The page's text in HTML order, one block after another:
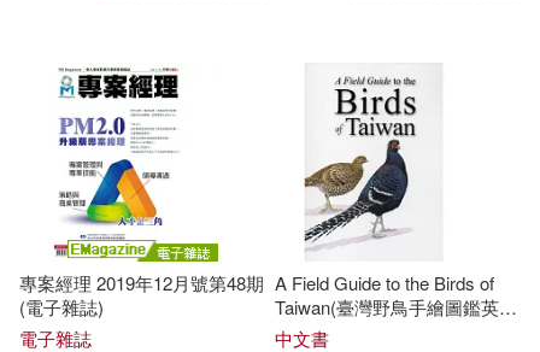
專案經理 2019年12月號第48期
(電子雜誌)
電子雜誌
A Field Guide to the Birds of
Taiwan(臺灣野鳥手繪圖鑑英文
版)
中文書